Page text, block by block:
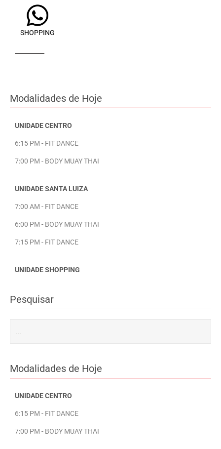
SHOPPING
Modalidades de Hoje
UNIDADE CENTRO
6:15 PM - FIT DANCE
7:00 PM - BODY MUAY THAI
UNIDADE SANTA LUIZA
7:00 AM - FIT DANCE
6:00 PM - BODY MUAY THAI
7:15 PM - FIT DANCE
UNIDADE SHOPPING
Pesquisar
Modalidades de Hoje
UNIDADE CENTRO
6:15 PM - FIT DANCE
7:00 PM - BODY MUAY THAI